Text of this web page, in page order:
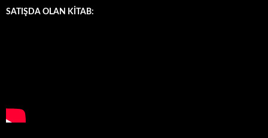
SATIŞDA OLAN KİTAB: